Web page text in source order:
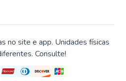
no site e app. Unidades físicas
Consulte!